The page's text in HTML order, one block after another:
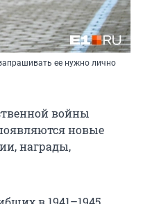
ее нужно лично
войны
новые
награды,